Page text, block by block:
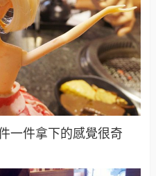
一件拿下的感覺很奇